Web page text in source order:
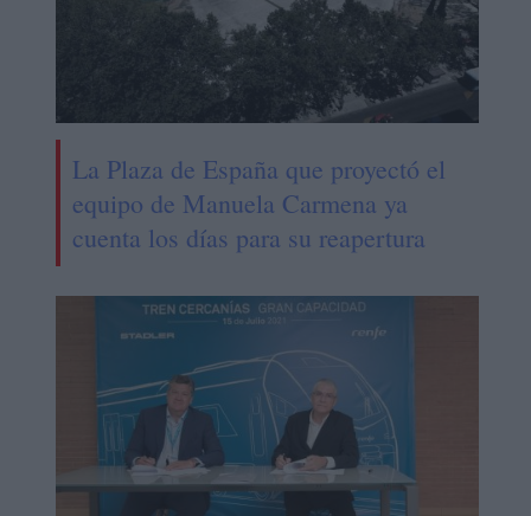
La Plaza de España que proyectó el
equipo de Manuela Carmena ya
cuenta los días para su reapertura